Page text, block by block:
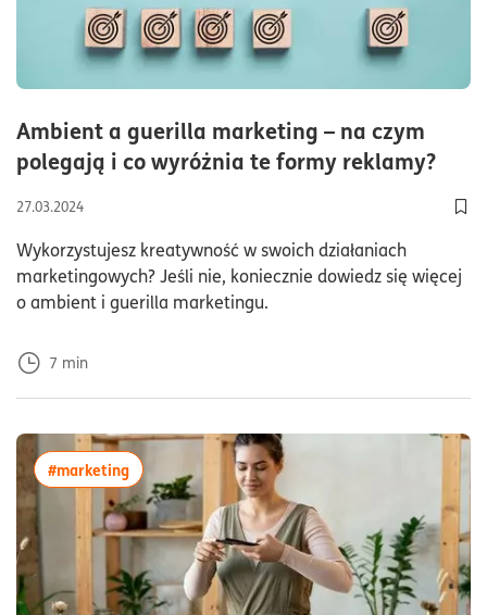
Ambient a guerilla marketing – na czym
polegają i co wyróżnia te formy reklamy?
27.03.2024
Wykorzystujesz kreatywność w swoich działaniach
marketingowych? Jeśli nie, koniecznie dowiedz się więcej
o ambient i guerilla marketingu.
7 min
#marketingwięcej artykułów z tagiem:#marketing